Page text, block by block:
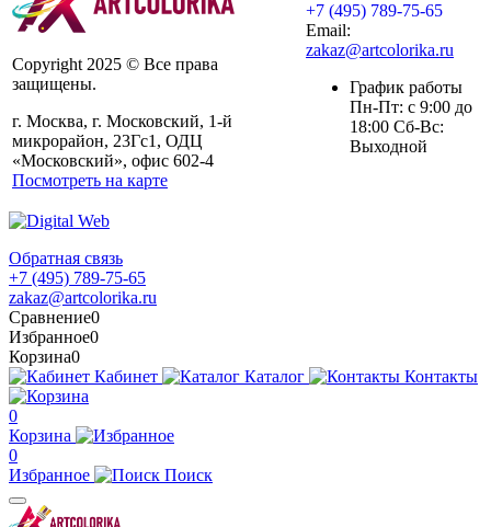
Copyright 2025 © Все права
защищены.
г. Москва, г. Московский, 1-й
микрорайон, 23Гс1, ОДЦ
«Московский», офис 602-4
Посмотреть на карте
+7 (495) 789-75-65
Email:
zakaz@artcolorika.ru
График работы
Пн-Пт: с 9:00 до
18:00 Сб-Вс:
Выходной
Обратная связь
+7 (495) 789-75-65
zakaz@artcolorika.ru
Сравнение0
Избранное0
Корзина0
Кабинет
Каталог Контакты
0
Корзина
0
Избранное
Поиск